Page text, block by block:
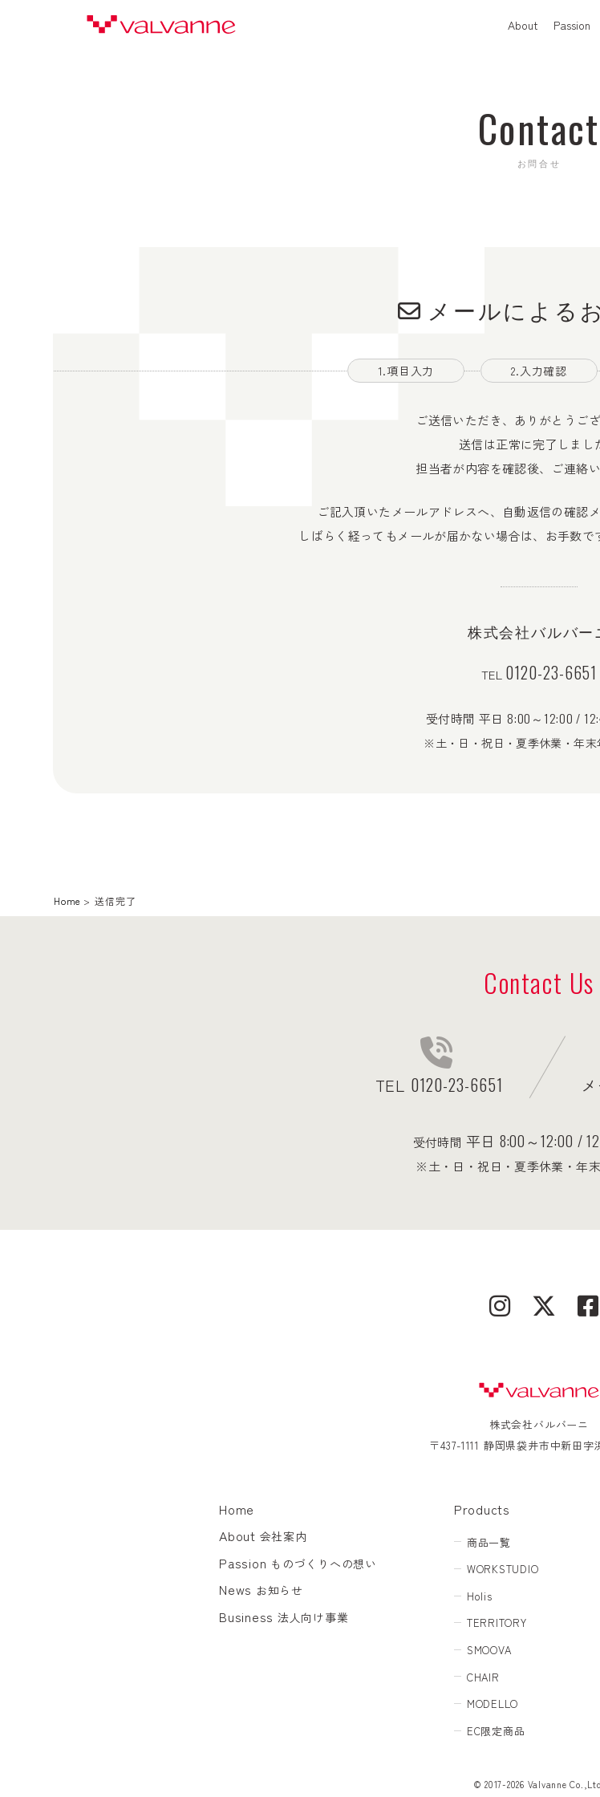
About Passion
Contact
お問合せ
メールによる
1.項目入力 2.入力確認
ご送信いただき、ありがとうござ
送信は正常に完了しまし
担当者が内容を確認後、ご連絡い
ご記入頂いたメールアドレスへ、自動返信の確認
しばらく経ってもメールが届かない場合は、お手数で
株式会社バルバー
TEL 0120-23-6651
受付時間 平日 8:00～12:00 /
※土・日・祝日・夏季休業・年末
Home 送信完了
Contact Us
TEL 0120-23-6651
受付時間 平日 8:00～12:00 /
※土・日・祝日・夏季休業・年
株式会社バルバーニ
〒437-1111 静岡県袋井市中新田字
Home
About 会社案内
Passion ものづくりへの想い
News お知らせ
Business 法人向け事業
Products
商品一覧
WORKSTUDIO
Holis
TERRITORY
SMOOVA
CHAIR
MODELLO
EC限定商品
© 2017-2026 Valvanne Co.,Ltd.